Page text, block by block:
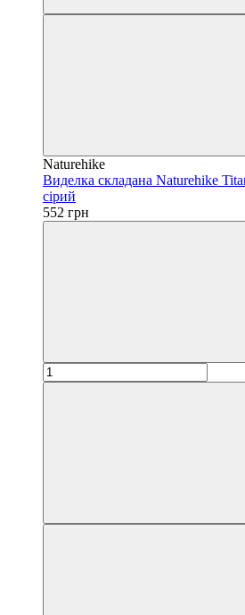
Naturehike
Виделка складана Naturehike
сірий
552 грн